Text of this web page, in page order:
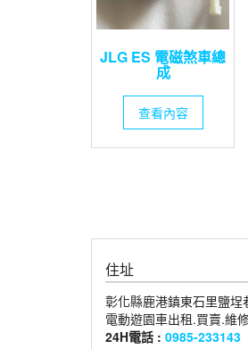
JLG ES 電磁煞車總
成
查看內容
住址
彰化縣鹿港鎮東石里鹽埕
電動遊園車出租.買賣.維
24H電話 : 0985-233143